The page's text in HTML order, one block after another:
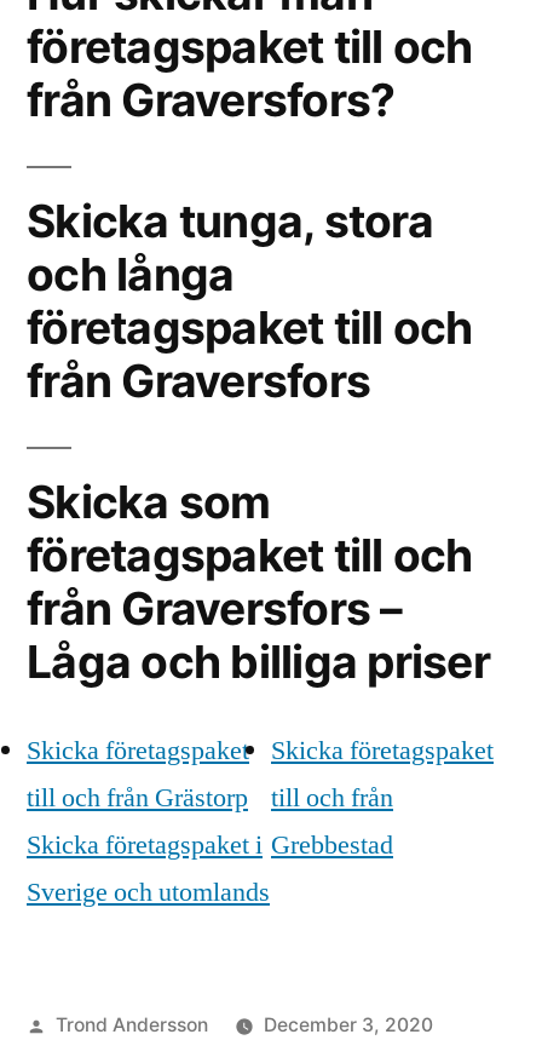
företagspaket till och
från Graversfors?
Skicka tunga, stora
och långa
företagspaket till och
från Graversfors
Skicka som
företagspaket till och
från Graversfors –
Låga och billiga priser
Skicka företagspaket
till och från Grästorp
Skicka företagspaket
till och från
Grebbestad
Skicka företagspaket i
Sverige och utomlands
Posted
Trond Andersson
December 3, 2020